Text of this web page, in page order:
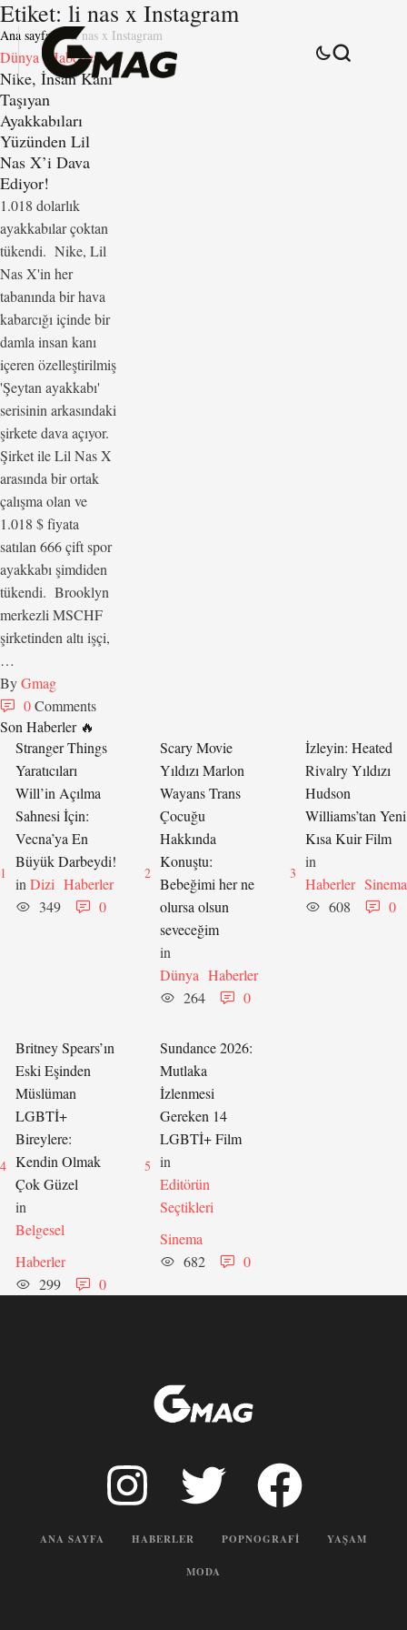
Etiket: li nas x Instagram
Ana sayfa li nas x Instagram
Dünya Haberler
Nike, İnsan Kanı
Taşıyan
Ayakkabıları
Yüzünden Lil
Nas X’i Dava
Ediyor!
1.018 dolarlık
ayakkabılar çoktan
tükendi. Nike, Lil
Nas X'in her
tabanında bir hava
kabarcığı içinde bir
damla insan kanı
içeren özelleştirilmiş
'Şeytan ayakkabı'
serisinin arkasındaki
şirkete dava açıyor.
Şirket ile Lil Nas X
arasında bir ortak
çalışma olan ve
1.018 $ fiyata
satılan 666 çift spor
ayakkabı şimdiden
tükendi. Brooklyn
merkezli MSCHF
şirketinden altı işçi,
…
By Gmag
0 Comments
Son Haberler 🔥
1
Stranger Things
Yaratıcıları
Will’in Açılma
Sahnesi İçin:
Vecna’ya En
Büyük Darbeydi!
in Dizi Haberler
349
0
2
Scary Movie
Yıldızı Marlon
Wayans Trans
Çocuğu
Hakkında
Konuştu:
Bebeğimi her ne
olursa olsun
seveceğim
in
Dünya Haberler
264
0
3
İzleyin: Heated
Rivalry Yıldızı
Hudson
Williams’tan Yeni
Kısa Kuir Film
in
Haberler Sinema
608
0
4
Britney Spears’ın
Eski Eşinden
Müslüman
LGBTİ+
Bireylere:
Kendin Olmak
Çok Güzel
in
Belgesel
Haberler
299
0
5
Sundance 2026:
Mutlaka
İzlenmesi
Gereken 14
LGBTİ+ Film
in
Editörün
Seçtikleri
Sinema
682
0
ANA SAYFA HABERLER POPNOGRAFI YAŞAM
MODA